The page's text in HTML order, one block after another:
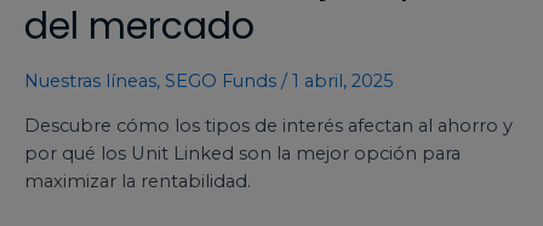
del mercado
Nuestras líneas, SEGO Funds /1 abril, 2025
Descubre cómo los tipos de interés afectan al ahorro y
por qué los Unit Linked son la mejor opción para
maximizar la rentabilidad.